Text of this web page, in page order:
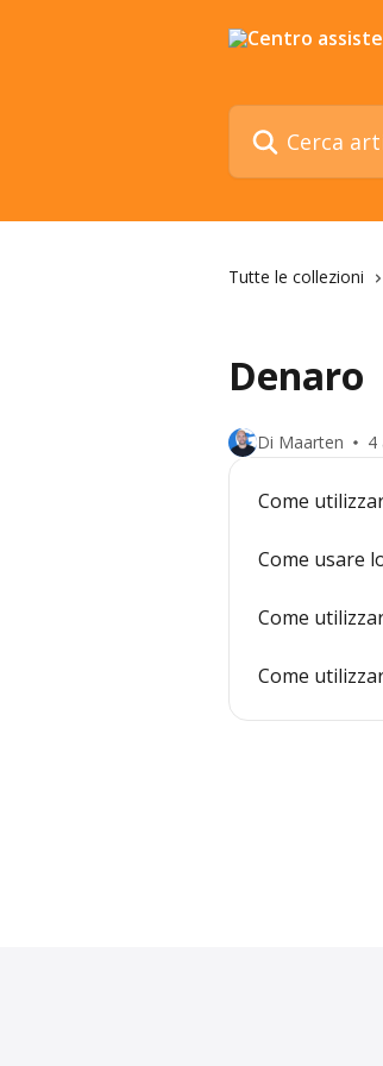
Cerca articoli…
Tutte le collezioni
Denaro
Di Maarten 4
Come
Come usare
Come
Come